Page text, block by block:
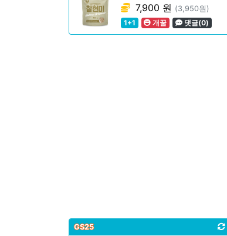
7,900 원 (3,950원)
1+1
개꿀 댓글(0)
GS25